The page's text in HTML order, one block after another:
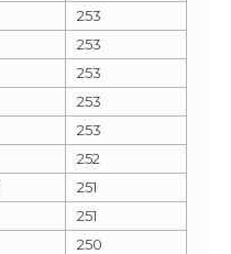
253
253
253
253
253
252
251
251
250